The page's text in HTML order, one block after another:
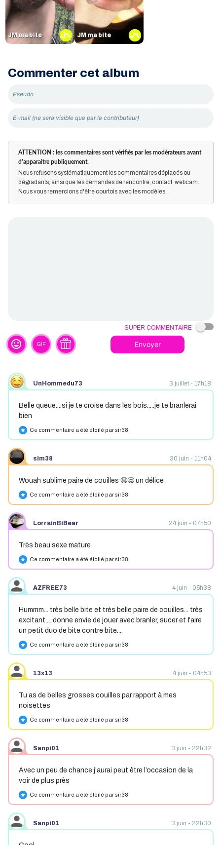
JM ma bite JM ma bite
Commenter cet album
ATTENTION : les commentaires sont vérifiés par les modérateurs avant
d'apparaitre publiquement.
Nous refusons systématiquement les commentaires déplacés ou
dégradants, ainsi que les demandes de rencontre, contact, webcam.
Nous vous remercions d'être courtois avec les modèles.
tag_faces GIF
Super commentaire
Envoyer
UnHommedu73 3 juillet - 17h18
Belle queue....si je te croise dans les bois.....je te branlerai
bien
star Ce commentaire a été étoilé par sir38
sim38 30 juin - 11h04
Wouah sublime paire de couilles 🤤😋 un délice
star Ce commentaire a été étoilé par sir38
LorrainBiBear 24 juin - 07h50
Très beau sexe mature
star Ce commentaire a été étoilé par sir38
AZFREE73 4 juin - 05h38
Hummm... très belle bite et très belle paire de couilles... très
excitant.... donne envie de jouer avec branler, sucer et faire
un petit duo de bite contre bite....
star Ce commentaire a été étoilé par sir38
13x13 4 juin - 04h53
Tu as de belles grosses couilles par rapport à mes
noisettes
star Ce commentaire a été étoilé par sir38
Sanpi01 3 juin - 22h32
Avec un peu de chance j’aurai peut être l’occasion de la
voir de plus près
star Ce commentaire a été étoilé par sir38
Sanpi01 3 juin - 22h30